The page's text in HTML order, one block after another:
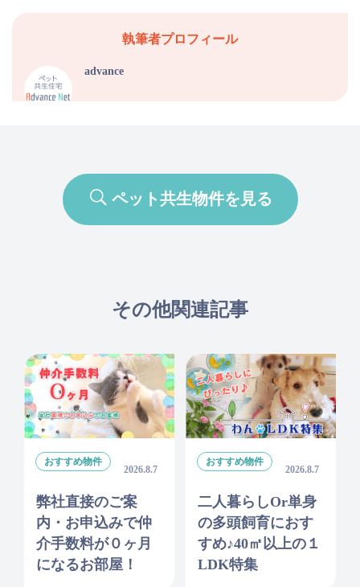
執筆者プロフィール
advance
ペット共生物件を見る
その他関連記事
おすすめ物件
2026.8.7
弊社直接のご案
内・お申込みで仲
介手数料が０ヶ月
になるお部屋！
おすすめ物件
2026.8.7
二人暮らしor単身
の多頭飼育におす
すめ♪40㎡以上の１
LDK特集